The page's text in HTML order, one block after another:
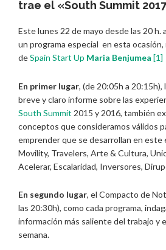
trae el «South Summit
Este lunes 22 de mayo desde las 20 h.
un programa especial en esta
deSpain Start Up Maria Benjumea [1]
En primer lugar, (de 20:05h a 20:15h),
breve y claro informe sobre las
South Summit 2015 y 2016, también
conceptos que consideramos válidos
emprender que se desarrollan en este
Movility, Travelers, Arte & Cultura,
Acelerar, Escalaridad, Inversores,
En segundo lugar, el Compacto de
las 20:30h), como cada programa,
información más saliente del trabajo y
semana.